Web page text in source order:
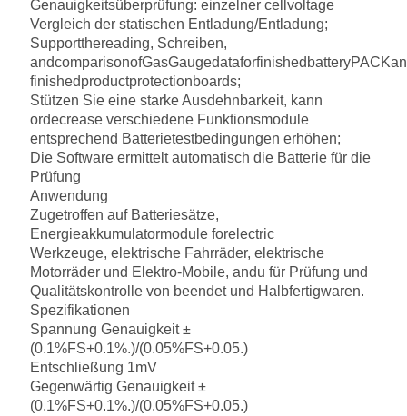
Genauigkeitsüberprüfung: einzelner cellvoltage
Vergleich der statischen Entladung/Entladung;
Supportthereading, Schreiben,
finishedproductprotectionboards;
Stützen Sie eine starke Ausdehnbarkeit, kann
ordecrease verschiedene Funktionsmodule
entsprechend Batterietestbedingungen erhöhen;
Die Software ermittelt automatisch die Batterie für die
Prüfung
Anwendung
Zugetroffen auf Batteriesätze,
Energieakkumulatormodule forelectric
Werkzeuge, elektrische Fahrräder, elektrische
Motorräder und Elektro-Mobile, andu für Prüfung und
Qualitätskontrolle von beendet und Halbfertigwaren.
Spezifikationen
Spannung Genauigkeit ±
(0.1%FS+0.1%.)/(0.05%FS+0.05.)
Entschließung 1mV
Gegenwärtig Genauigkeit ±
(0.1%FS+0.1%.)/(0.05%FS+0.05.)